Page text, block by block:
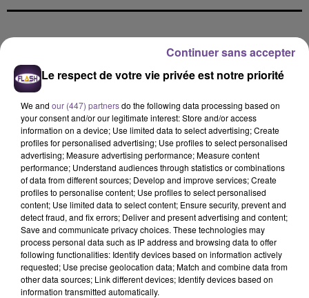
GIMS
Soleil
ED SHEERAN
Camera
CHRISTOPHE MAÉ
On S'attache
10h14
10h14 10h11
10h11 10h07
10h07
Le respect de votre vie privée est notre priorité
We and our (447) partnersdo the following data processing based on
your consent and/or our legitimate interest: Store and/or access
information on a device; Use limited data to select advertising; Create
profiles for personalised advertising; Use profiles to select personalised
advertising; Measure advertising performance; Measure content
performance; Understand audiences through statistics or combinations
of data from different sources; Develop and improve services; Create
profiles to personalise content; Use profiles to select personalised
content; Use limited data to select content; Ensure security, prevent and
detect fraud, and fix errors; Deliver and present advertising and content;
Save and communicate privacy choices. These technologies may
process personal data such as IP address and browsing data to offer
following functionalities: Identify devices based on information actively
requested; Use precise geolocation data; Match and combine data from
other data sources; Link different devices; Identify devices based on
information transmitted automatically.
Continuer sans accepter